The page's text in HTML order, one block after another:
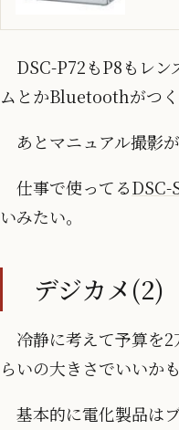
DSC-P72もP8もレン
ムとかBluetoothがつく
あとマニュアル撮影
仕事で使ってるDSC-
いみたい。
デジカメ(2)
冷静に考えて予算を
らいの大きさでいいかも
基本的に電化製品は